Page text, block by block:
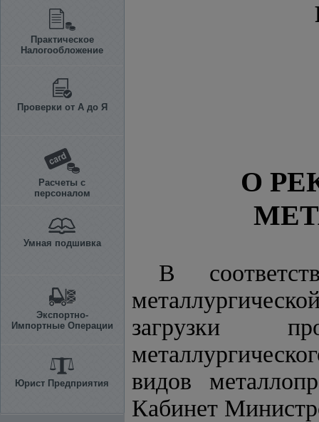
Практическое
Налогообложение
Проверки от А до Я
Расчеты с
персоналом
Умная подшивка
Экспортно-
Импортные Операции
Юрист Предприятия
О
В
загрузки
видов
Кабинет